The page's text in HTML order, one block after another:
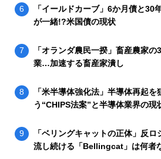
「イールドカーブ」6か月債と30
が一緒!?米国債の現状
「オランダ農民一揆」畜産農家の
業…加速する畜産家潰し
「米半導体強化法」半導体再起を
う“CHIPS法案”と半導体業界の現
「ベリングキャットの正体」反ロ
流し続ける「Bellingcat」は何者